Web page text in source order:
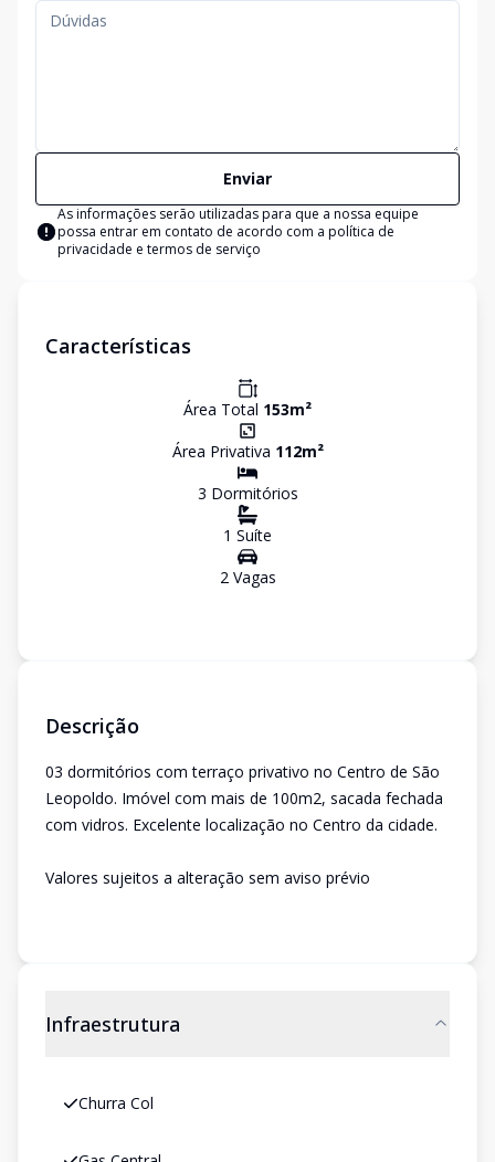
Enviar
As informações serão utilizadas para que a nossa equipe
possa entrar em contato de acordo com a política de
privacidade e termos de serviço
Características
Área Total 153m²
Área Privativa 112m²
3 Dormitórios
1 Suíte
2Vagas
Descrição
03 dormitórios com terraço privativo no Centro de São
Leopoldo. Imóvel com mais de 100m2, sacada fechada
com vidros. Excelente localização no Centro da cidade.
Valores sujeitos a alteração sem aviso prévio
Infraestrutura
Churra Col